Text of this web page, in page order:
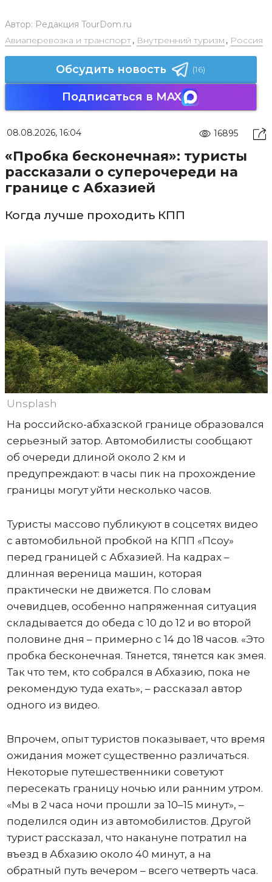
Автор: Редакция TourDom.ru
Авиаперевозка и транспорт, Внутренний туризм , Россия
Обсудить новость (16)
Подписаться в MAX
08.08.2026, 16:04 16895
«Пробка бесконечная»: туристы
рассказали о суперочереди на
границе с Абхазией
Когда лучше проходить КПП
Unsplash
На российско-абхазской границе образовался
серьезный затор. Автомобилисты сообщают
об очереди длиной около 2 км и
предупреждают: в часы пик на прохождение
границы могут уйти несколько часов.
Туристы массово публикуют в соцсетях видео
с автомобильной пробкой на КПП «Псоу»
перед границей с Абхазией. На кадрах –
длинная вереница машин, которая
практически не движется. По словам
очевидцев, особенно напряженная ситуация
складывается до обеда с 10 до 12 и во второй
половине дня – примерно с 14 до 18 часов. «Это
пробка бесконечная. Тянется, тянется как змея.
Так что тем, кто собрался в Абхазию, пока не
рекомендую туда ехать», – рассказал автор
одного из видео.
Впрочем, опыт туристов показывает, что время
ожидания может существенно различаться.
Некоторые путешественники советуют
пересекать границу ночью или ранним утром.
«Мы в 2 часа ночи прошли за 10–15 минут», –
поделился один из автомобилистов. Другой
турист рассказал, что накануне потратил на
въезд в Абхазию около 40 минут, а на
обратный путь вечером – всего четверть часа.